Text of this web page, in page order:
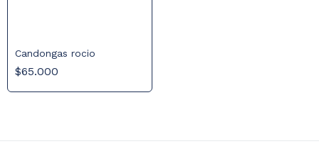
Candongas rocio
$65.000